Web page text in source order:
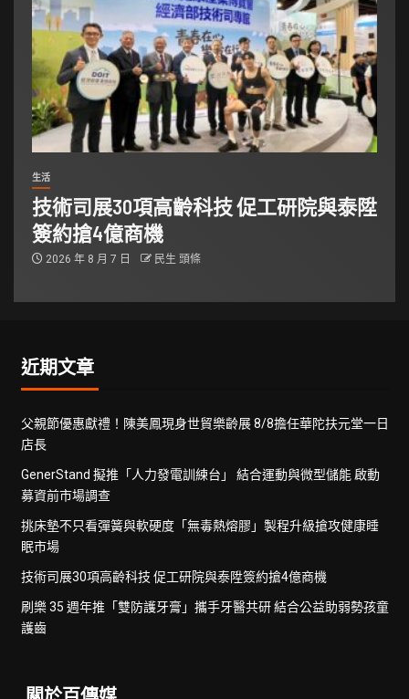
生活
技術司展30項高齡科技 促工研院與泰陞
簽約搶4億商機
2026 年 8 月 7 日 民生 頭條
近期文章
父親節優惠獻禮！陳美鳳現身世貿樂齡展 8/8擔任華陀扶元堂一日
店長
GenerStand 擬推「人力發電訓練台」 結合運動與微型儲能 啟動
募資前市場調查
挑床墊不只看彈簧與軟硬度「無毒熱熔膠」製程升級搶攻健康睡
眠市場
技術司展30項高齡科技 促工研院與泰陞簽約搶4億商機
刷樂 35 週年推「雙防護牙膏」攜手牙醫共研 結合公益助弱勢孩童
護齒